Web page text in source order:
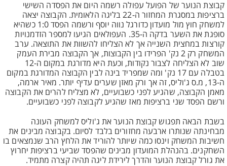
קבוצת הנוער של הפועל עפולה רשמה היום את הפסדה השישי
ברציפות במסגרת המחזור ה-22 בליגה הלאומית. הקבוצה יצאה
למשחק חוץ מול מועדון כדורגל נווה יוסף ורשמה הפסד 1:0 כשהיא
סופגת את השער בדקה ה-35. העפולאים הגיעו למספר הזדמנויות
קורצות במחצית השנייה אך לא הצליחו להשוות את התוצאה. ערב
המשחק רק 2 נק' הפרידו בין הקבוצות, אך הקבוצה מבירת העמק
שוב לא הצליחה לצבור נקודות, וכעת היא מדורגת במקום ה-12
בטבלה עם 17 נק' ומה שמפריד בינה לבין הקבוצה המדורגת במקום
ה-13, מ.ס ג'וליס, זה אך ורק מאזן שערים עדיף יותר. מאיר ארמה,
מאמן הקבוצה, שהגיע לפני כשבועיים, לא מצליח להרים את הקבוצה
ורשם הפסד שני ברציפות מאז שהגיע לקבוצה לפני כשבועיים.
בשבת הבאה תפגוש קבוצת הנוער את ג'וליס למשחק העונה
מבחינתה שנותרו ארבעה מחזורים בלבד לסיום. בקבוצה מבינים את
חשיבות המשחק וינסו כמה שיותר להוריד את הלחץ הרב שנמצאים בו
השחקנים. בהנהלת המועדון מבינים שהפסד שביעי ברציפות יחרוץ
את גורל קבוצת הנוער והדרך לירידת ליגה תהיה קצרה מתמיד.